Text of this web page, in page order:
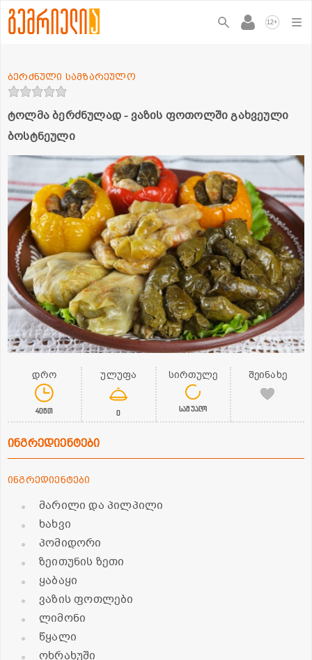
12+
ტოლმა ბერძნულად - ვაზის ფოთოლში გახვეული
ბოსტნეული
ბერძნული სამზარეულო
დრო
40წთ
ულუფა
0
სირთულე
საშუალო
შეინახე
ინგრედიენტები
ინგრედიენტები
მარილი და პილპილი
ხახვი
პომიდორი
ზეითუნის ზეთი
ყაბაყი
ვაზის ფოთლები
ლიმონი
წყალი
ოხრახუში